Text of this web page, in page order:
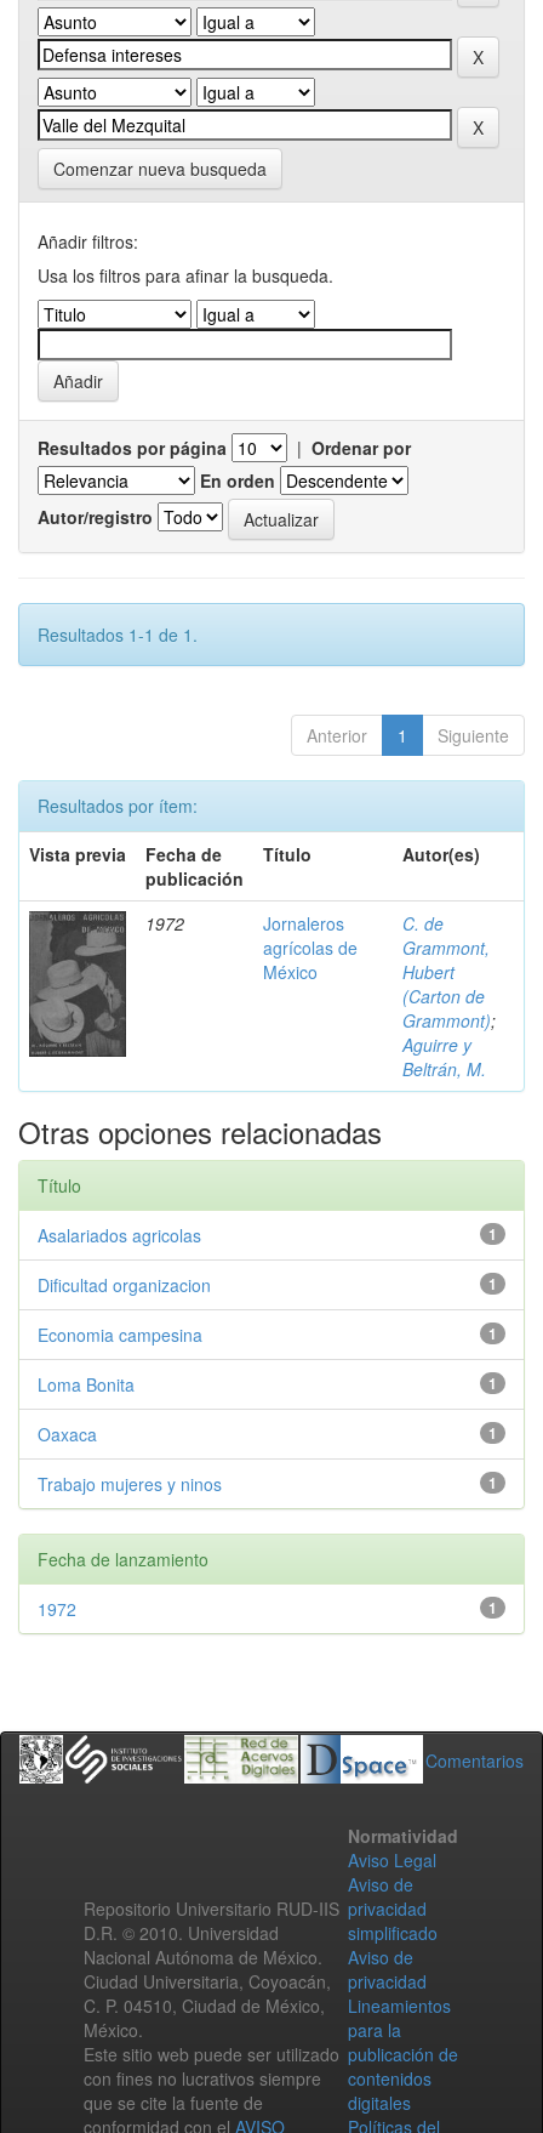
Comenzar nueva busqueda
Añadir filtros:
Usa los filtros para afinar la busqueda.
Resultados por página | Ordenar por
En orden
Autor/registro
Resultados 1-1 de 1.
Anterior 1 Siguiente
Resultados por ítem:
Vista previa
Fecha de
publicación
Título Autor(es)
1972
Jornaleros
agrícolas de
México
C. de
Grammont,
Hubert
(Carton de
Grammont);
Aguirre y
Beltrán, M.
Otras opciones relacionadas
Título
1
Asalariados agricolas
1
Dificultad organizacion
1
Economia campesina
1
Loma Bonita
1
Oaxaca
1
Trabajo mujeres y ninos
Fecha de lanzamiento
1
1972
Comentarios
Repositorio Universitario RUD-IIS
D.R. © 2010. Universidad
Nacional Autónoma de México.
Ciudad Universitaria, Coyoacán,
C. P. 04510, Ciudad de México,
México.
Este sitio web puede ser utilizado
con fines no lucrativos siempre
que se cite la fuente de
conformidad con el AVISO
Normatividad
Aviso Legal
Aviso de
privacidad
simplificado
Aviso de
privacidad
Lineamientos
para la
publicación de
contenidos
digitales
Políticas del